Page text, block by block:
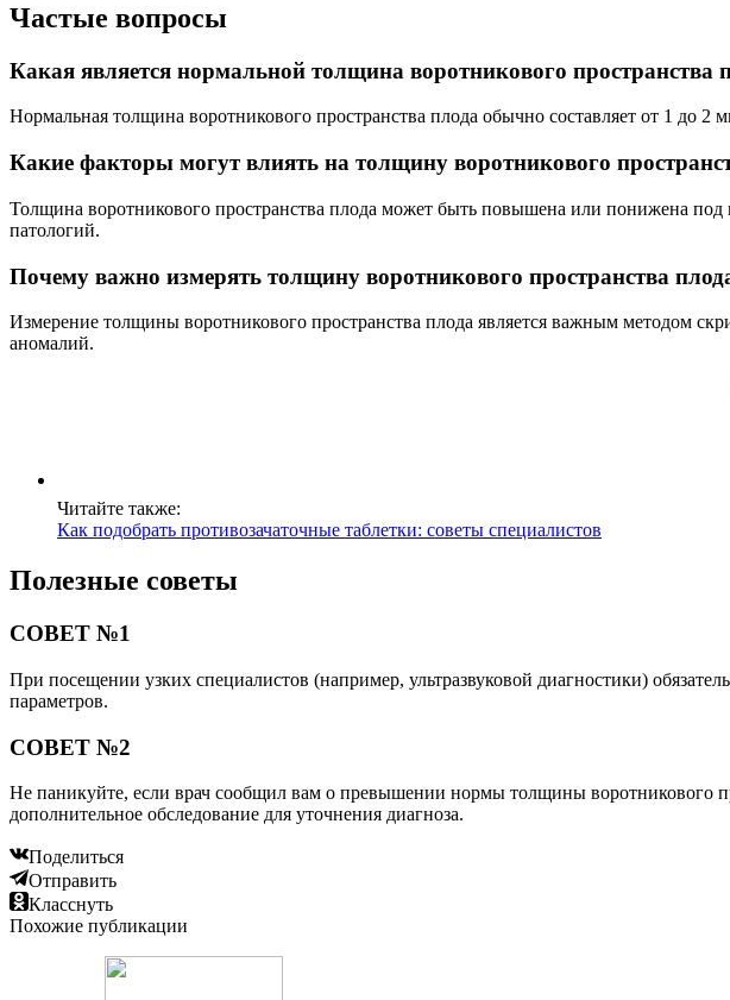
Частые вопросы
Какая является нормальной толщина воротникового пространства
Нормальная толщина воротникового пространства плода обычно составляет от 1 до 2
Какие факторы могут влиять на толщину воротникового
Толщина воротникового пространства плода может быть повышена или понижена под
патологий.
Почему важно измерять толщину воротникового пространства
Измерение толщины воротникового пространства плода является важным методом
аномалий.
Читайте также:
Как подобрать противозачаточные таблетки: советы специалистов
Полезные советы
СОВЕТ №1
При посещении узких специалистов (например, ультразвуковой диагностики)
параметров.
СОВЕТ №2
Не паникуйте, если врач сообщил вам о превышении нормы толщины воротникового
дополнительное обследование для уточнения диагноза.
Поделиться
Отправить
Класснуть
Похожие публикации